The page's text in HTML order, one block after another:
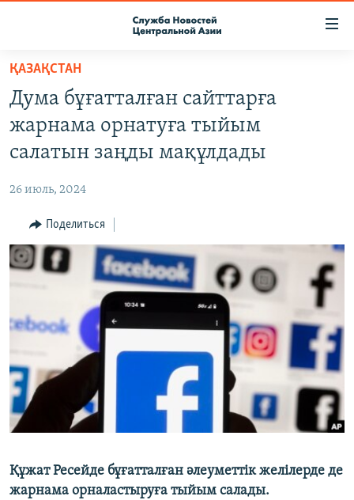
Вернуться
основному
содержанию
Вернутся
главной
Вернутся
поиску
О ПРОЕКТЕ
ПОДПИСКА
КОНТАКТЫ
НАСТОЯЩЕЕ ВРЕМЯ
МИГРАНТ МЕДИА
ҚАЗАҚСТАН
Дума бұғатталған сайттарға
жарнама орнатуға тыйым
салатын заңды мақұлдады
26 июль, 2024
Поделиться
Құжат Ресейде бұғатталған әлеуметтік желілерде де
жарнама орналастыруға тыйым салады.